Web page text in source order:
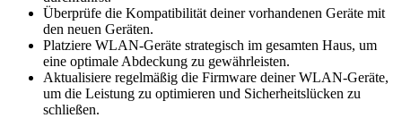
Überprüfe die Kompatibilität deiner vorhandenen Geräte mit
den neuen Geräten.
Platziere WLAN-Geräte strategisch im gesamten Haus, um
eine optimale Abdeckung zu gewährleisten.
Aktualisiere regelmäßig die Firmware deiner WLAN-Geräte,
um die Leistung zu optimieren und Sicherheitslücken zu
schließen.